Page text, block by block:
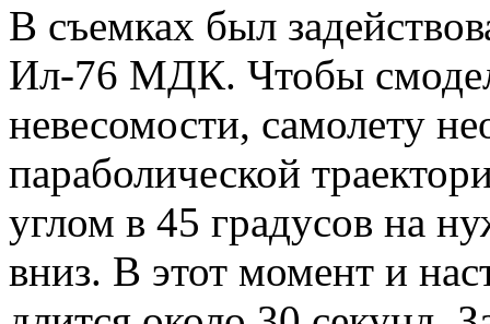
В съемках был
Ил-76 МДК. Чтобы
невесомости, самолету
параболической
углом в 45 градусов на
вниз. В этот момент и